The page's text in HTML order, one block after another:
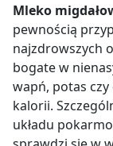
Mleko
pewnością
najzdrowszych
bogate w
wapń, potas
kalorii.
układu